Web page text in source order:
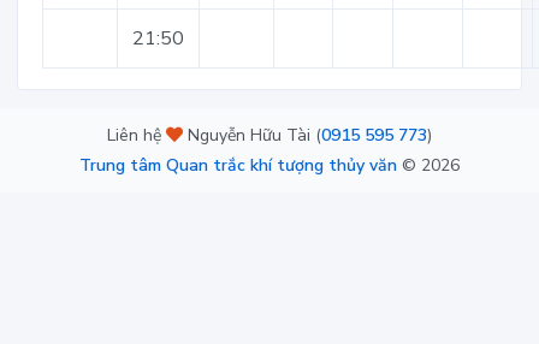
21:50
Liên hệ Nguyễn Hữu Tài (0915 595 773)
Trung tâm Quan trắc khí tượng thủy văn © 2026